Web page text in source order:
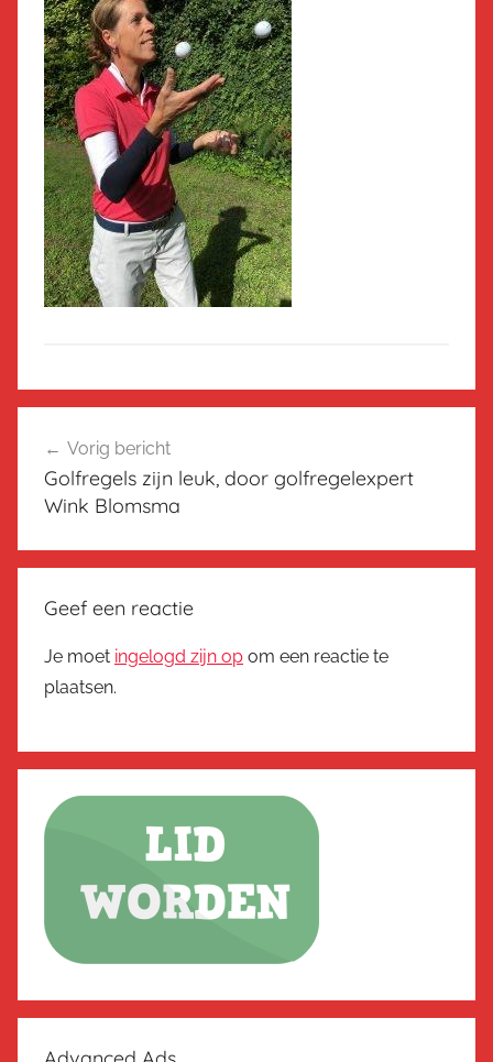
navigatie
Vorig bericht
Golfregels zijn leuk, door golfregelexpert
Wink Blomsma
Geef een reactie
Je moet ingelogd zijn op om een reactie te
plaatsen.